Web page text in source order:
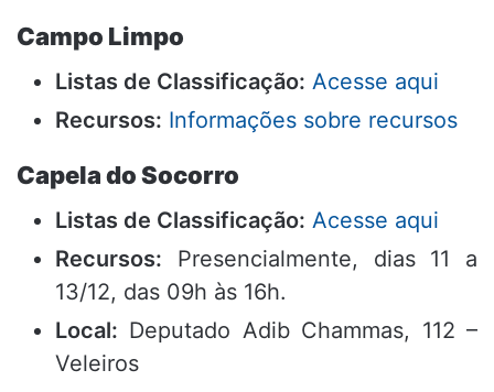
Campo Limpo
Listas de Classificação: Acesse aqui
Recursos: Informações sobre recursos
Capela do Socorro
Listas de Classificação: Acesse aqui
Recursos: Presencialmente, dias 11 a
13/12, das 09h às 16h.
Local: Deputado Adib Chammas, 112 –
Veleiros